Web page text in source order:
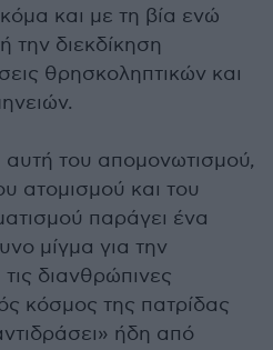
και με τη βία ενώ
την διεκδίκηση
θρησκοληπτικών και
του απομονωτισμού,
ατομισμού και του
παράγει ένα
μίγμα για την
διανθρώπινες
κόσμος της πατρίδας
ήδη από